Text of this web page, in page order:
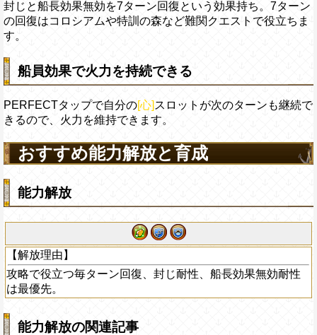
封じと船長効果無効を7ターン回復という効果持ち。7ターン
の回復はコロシアムや特訓の森など難関クエストで役立ちま
す。
船員効果で火力を持続できる
PERFECTタップで自分の[心] スロットが次のターンも継続で
きるので、火力を維持できます。
おすすめ能力解放と育成
能力解放
【解放理由】
攻略で役立つ毎ターン回復、封じ耐性、船長効果無効耐性
は最優先。
能力解放の関連記事